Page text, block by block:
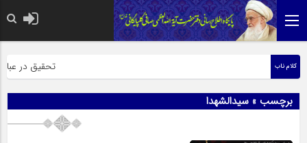
کلام ناب تحقیق در
برچسب » سیدالشهدا